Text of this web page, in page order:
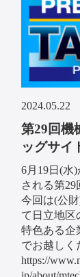
2024.05.22
第29回機
ッグサイ
6月19日(水
される第29
今回は(公
て日立地区
特色ある企
でお越しく
https://